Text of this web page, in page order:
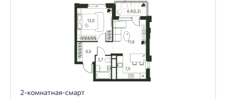
2-комнатная-смарт